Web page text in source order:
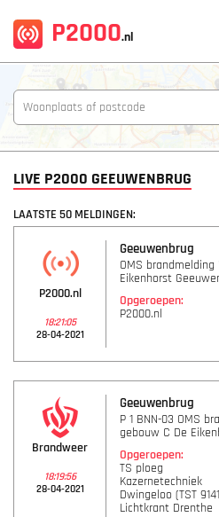
P2000.nl
LIVE P2000 GEEUWENBRUG
LAATSTE 50 MELDINGEN:
P2000.nl
18:21:05
28-04-2021
Geeuwenbrug
OMS
Eikenhorst
Opgeroepen:
P2000.nl
Brandweer
18:19:56
28-04-2021
Geeuwenbrug
P 1 BNN-03 OMS
gebouw C De
Opgeroepen:
TS ploeg
Kazernetechniek
Dwingeloo (TST
Lichtkrant Drenthe